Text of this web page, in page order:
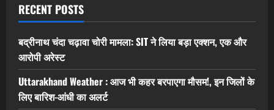
RECENT POSTS
बद्रीनाथ चंदा चढ़ावा चोरी मामला: SIT ने लिया बड़ा एक्शन, एक और
आरोपी अरेस्ट
Uttarakhand Weather : आज भी कहर बरपाएगा मौसम!, इन जिलों के
लिए बारिश-आंधी का अलर्ट